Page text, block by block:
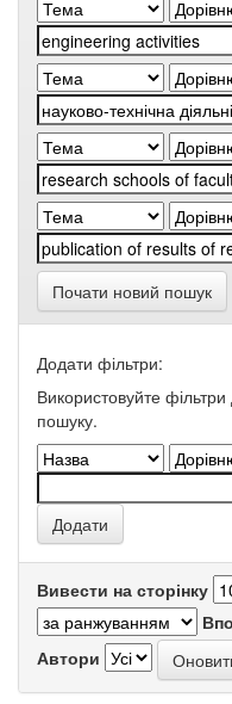
Почати новий пошук
Додати фільтри:
Використовуйте
пошуку.
Вивести на сторінку
Автори